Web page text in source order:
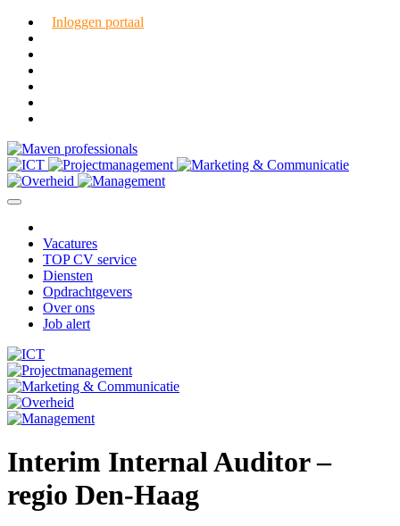
Inloggen portaal
Vacatures
TOP CV service
Diensten
Opdrachtgevers
Over ons
Job alert
Interim Internal Auditor –
regio Den-Haag